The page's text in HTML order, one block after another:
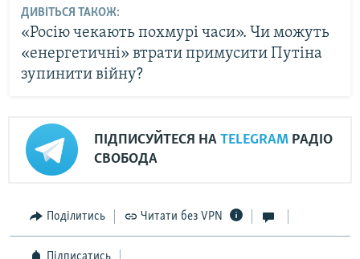
ДИВІТЬСЯ ТАКОЖ:
«Росію чекають похмурі часи». Чи можуть
«енергетичні» втрати примусити Путіна
зупинити війну?
ПІДПИСУЙТЕСЯ НА TELEGRAM РАДІО
СВОБОДА
Поділитись Читати без VPN
Підписатись